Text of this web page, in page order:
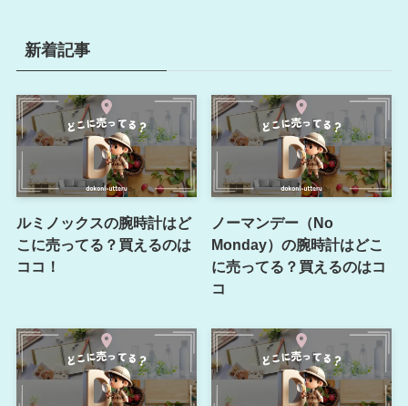
新着記事
ルミノックスの腕時計はど
こに売ってる？買えるのは
ココ！
ノーマンデー（No
Monday）の腕時計はどこ
に売ってる？買えるのはコ
コ